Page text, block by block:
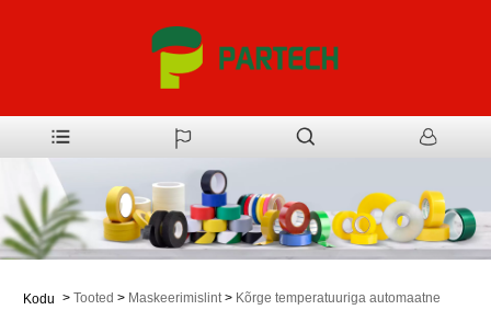
Kodu > Tooted > Maskeerimislint> Kõrge temperatuuriga automaatne